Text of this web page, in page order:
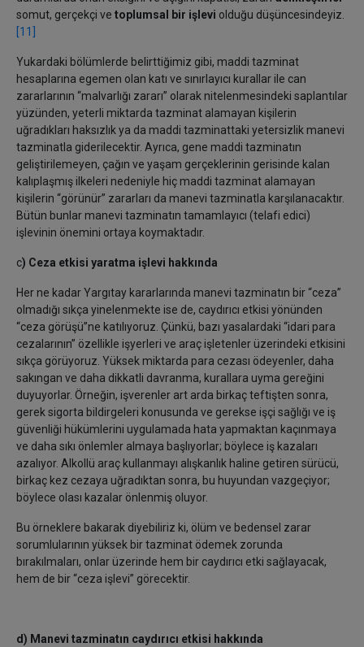
somut, gerçekçi ve toplumsal bir işlevi olduğu düşüncesindeyiz.
[11]
Yukardaki bölümlerde belirttiğimiz gibi, maddi tazminat
hesaplarına egemen olan katı ve sınırlayıcı kurallar ile can
zararlarının “malvarlığı zararı” olarak nitelenmesindeki saplantılar
yüzünden, yeterli miktarda tazminat alamayan kişilerin
uğradıkları haksızlık ya da maddi tazminattaki yetersizlik manevi
tazminatla giderilecektir. Ayrıca, gene maddi tazminatın
geliştirilemeyen, çağın ve yaşam gerçeklerinin gerisinde kalan
kalıplaşmış ilkeleri nedeniyle hiç maddi tazminat alamayan
kişilerin “görünür” zararları da manevi tazminatla karşılanacaktır.
Bütün bunlar manevi tazminatın tamamlayıcı (telafi edici)
işlevinin önemini ortaya koymaktadır.
c) Ceza etkisi yaratma işlevi hakkında
Her ne kadar Yargıtay kararlarında manevi tazminatın bir “ceza”
olmadığı sıkça yinelenmekte ise de, caydırıcı etkisi yönünden
“ceza görüşü”ne katılıyoruz. Çünkü, bazı yasalardaki “idari para
cezalarının” özellikle işyerleri ve araç işletenler üzerindeki etkisini
sıkça görüyoruz. Yüksek miktarda para cezası ödeyenler, daha
sakıngan ve daha dikkatli davranma, kurallara uyma gereğini
duyuyorlar. Örneğin, işverenler art arda birkaç teftişten sonra,
gerek sigorta bildirgeleri konusunda ve gerekse işçi sağlığı ve iş
güvenliği hükümlerini uygulamada hata yapmaktan kaçınmaya
ve daha sıkı önlemler almaya başlıyorlar; böylece iş kazaları
azalıyor. Alkollü araç kullanmayı alışkanlık haline getiren sürücü,
birkaç kez cezaya uğradıktan sonra, bu huyundan vazgeçiyor;
böylece olası kazalar önlenmiş oluyor.
Bu örneklere bakarak diyebiliriz ki, ölüm ve bedensel zarar
sorumlularının yüksek bir tazminat ödemek zorunda
bırakılmaları, onlar üzerinde hem bir caydırıcı etki sağlayacak,
hem de bir “ceza işlevi” görecektir.
d) Manevi tazminatın caydırıcı etkisi hakkında